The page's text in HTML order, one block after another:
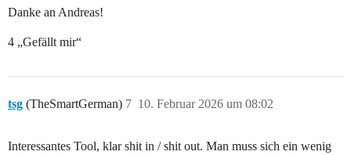
Danke an Andreas!
4 „Gefällt mir“
tsg (TheSmartGerman) 10. Februar 2026 um 08:02
7
Interessantes Tool, klar shit in / shit out. Man muss sich ein wenig